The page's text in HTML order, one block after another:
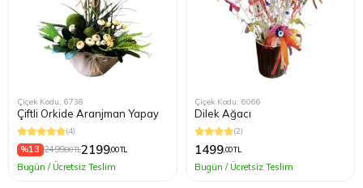
Çiçek Kodu: 6738
Çiftli Orkide Aranjman Yapay
(4)
%13 2499,00 TL2199,00 TL
Bugün / Ücretsiz Teslim
Çiçek Kodu: 6066
Dilek Ağacı
(2)
1499,00 TL
Bugün / Ücretsiz Teslim